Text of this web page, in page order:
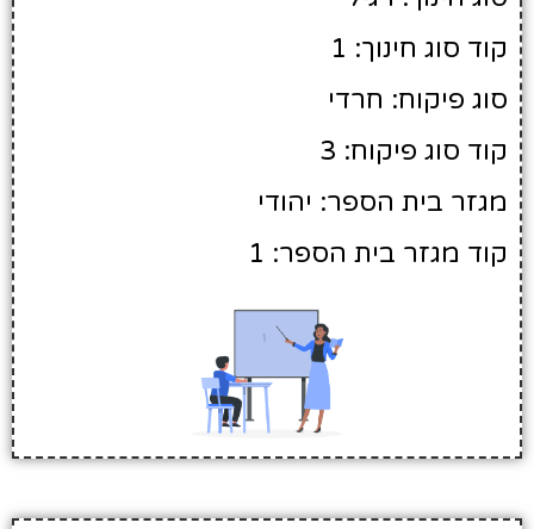
קוד סוג חינוך: 1
סוג פיקוח: חרדי
קוד סוג פיקוח: 3
מגזר בית הספר: יהודי
קוד מגזר בית הספר: 1